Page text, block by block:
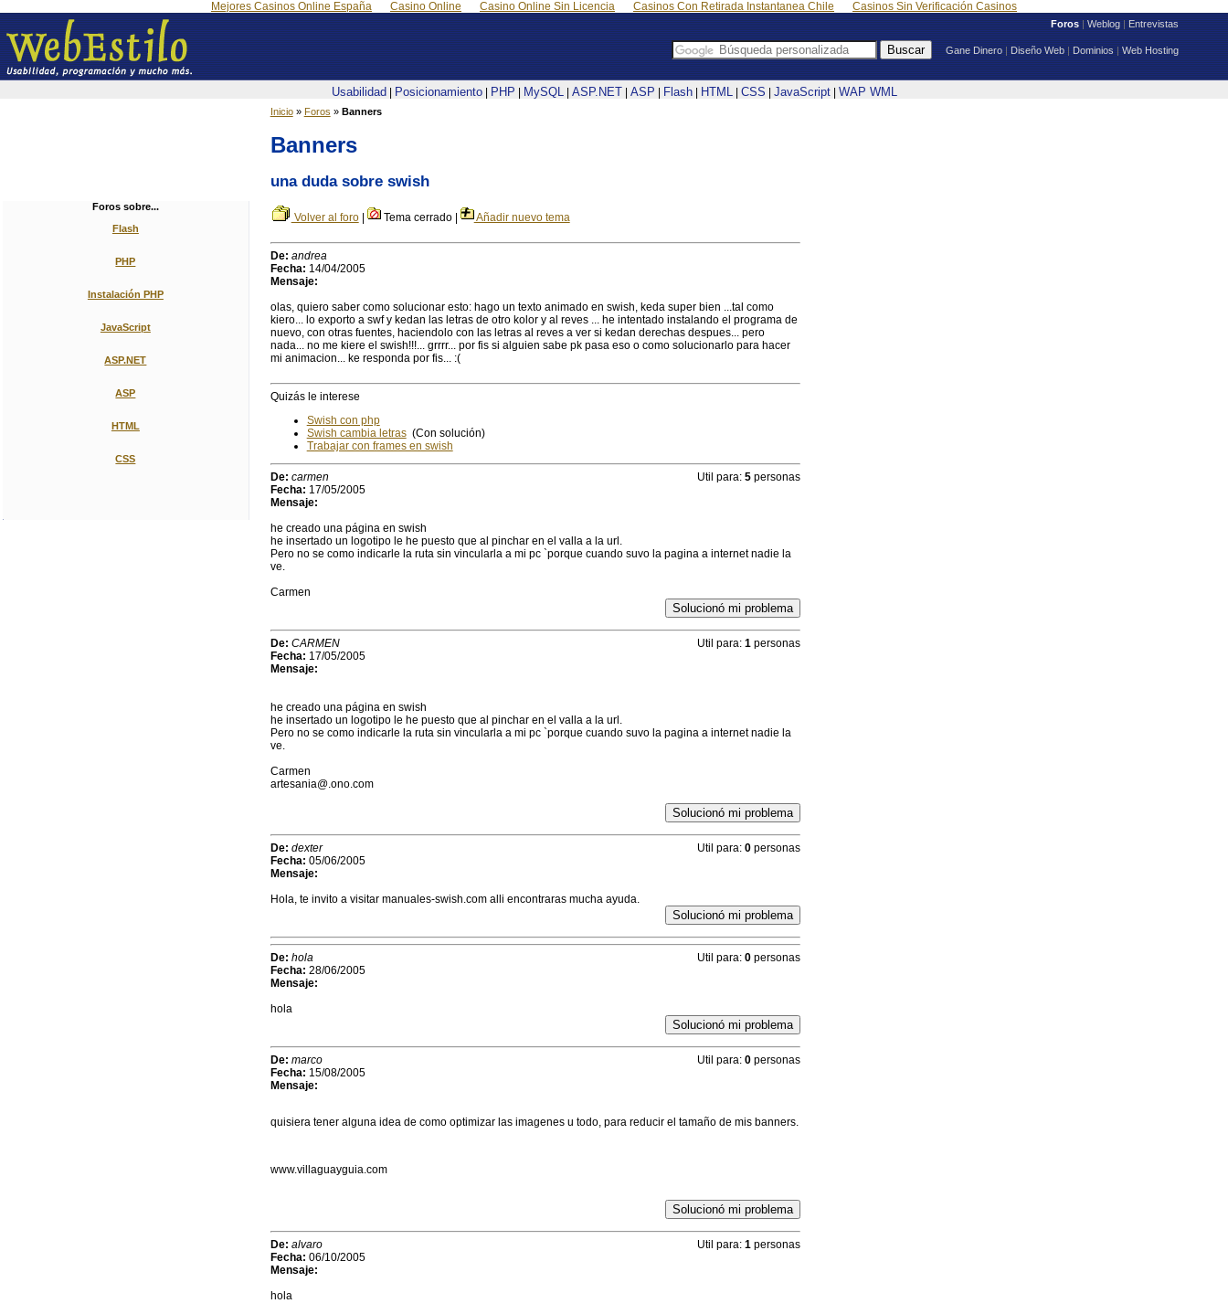
Mejores Casinos Online España Casino Online Casino Online Sin Licencia Casinos Con Retirada Instantanea Chile Casinos Sin Verificación Casinos
Foros|Weblog|Entrevistas
Gane Dinero|Diseño Web|Dominios|Web Hosting
Usabilidad Posicionamiento| PHP MySQL| ASP.NET ASP Flash| HTML| CSS JavaScript| WAP WML
Inicio» Foros » Banners
Banners
una duda sobre swish
Volver al foro| Tema cerrado | Añadir nuevo tema
De: andrea
Fecha: 14/04/2005
Mensaje:
olas, quiero saber como solucionar esto: hago un texto animado en swish, keda super bien ...tal como
kiero... lo exporto a swf y kedan las letras de otro kolor y al reves ... he intentado instalando el programa de
nuevo, con otras fuentes, haciendolo con las letras al reves a ver si kedan derechas despues... pero
nada... no me kiere el swish!!!... grrrr... por fis si alguien sabe pk pasa eso o como solucionarlo para hacer
mi animacion... ke responda por fis... :(
Quizás le interese
Swish con php
Swish cambia letras(Con solución)
Trabajar con frames en swish
De: carmen Util para: 5personas
Fecha: 17/05/2005
Mensaje:
he creado una página en swish
he insertado un logotipo le he puesto que al pinchar en el valla a la url.
Pero no se como indicarle la ruta sin vincularla a mi pc `porque cuando suvo la pagina a internet nadie la
ve.
Carmen
Solucionó mi problema
De: CARMEN Util para: 1personas
Fecha: 17/05/2005
Mensaje:
he creado una página en swish
he insertado un logotipo le he puesto que al pinchar en el valla a la url.
Pero no se como indicarle la ruta sin vincularla a mi pc `porque cuando suvo la pagina a internet nadie la
ve.
Carmen
artesania@.ono.com
Solucionó mi problema
De: dexter Util para: 0personas
Fecha: 05/06/2005
Mensaje:
Hola, te invito a visitar manuales-swish.com alli encontraras mucha ayuda.
Solucionó mi problema
De: hola Util para: 0personas
Fecha: 28/06/2005
Mensaje:
hola
Solucionó mi problema
De: marco Util para: 0personas
Fecha: 15/08/2005
Mensaje:
quisiera tener alguna idea de como optimizar las imagenes u todo, para reducir el tamaño de mis banners.
www.villaguayguia.com
Solucionó mi problema
De: alvaro Util para: 1personas
Fecha: 06/10/2005
Mensaje:
hola
Foros sobre...
Flash
PHP
Instalación PHP
JavaScript
ASP.NET
ASP
HTML
CSS